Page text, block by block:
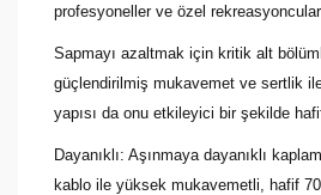
profesyoneller ve özel rekreasyoncular
Sapmayı azaltmak için kritik alt
güçlendirilmiş mukavemet ve sertlik
yapısı da onu etkileyici bir şekilde
Dayanıklı: Aşınmaya dayanıklı
kablo ile yüksek mukavemetli, hafif